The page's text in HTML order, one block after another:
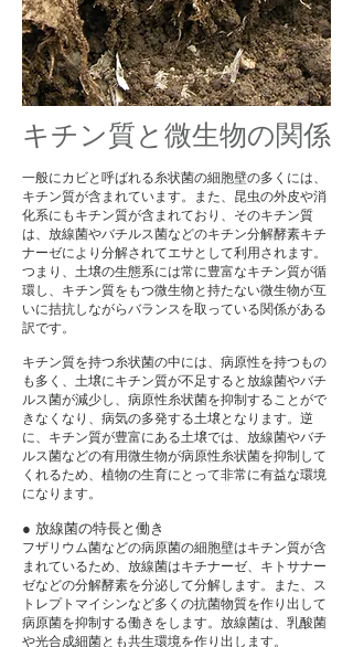
キチン質と微生物の関係
一般にカビと呼ばれる糸状菌の細胞壁の多くには、
キチン質が含まれています。また、昆虫の外皮や消
化系にもキチン質が含まれており、そのキチン質
は、放線菌やバチルス菌などのキチン分解酵素キチ
ナーゼにより分解されてエサとして利用されます。
つまり、土壌の生態系には常に豊富なキチン質が循
環し、キチン質をもつ微生物と持たない微生物が互
いに拮抗しながらバランスを取っている関係がある
訳です。
キチン質を持つ糸状菌の中には、病原性を持つもの
も多く、土壌にキチン質が不足すると放線菌やバチ
ルス菌が減少し、病原性糸状菌を抑制することがで
きなくなり、病気の多発する土壌となります。逆
に、キチン質が豊富にある土壌では、放線菌やバチ
ルス菌などの有用微生物が病原性糸状菌を抑制して
くれるため、植物の生育にとって非常に有益な環境
になります。
● 放線菌の特長と働き
フザリウム菌などの病原菌の細胞壁はキチン質が含
まれているため、放線菌はキチナーゼ、キトサナー
ゼなどの分解酵素を分泌して分解します。また、ス
トレプトマイシンなど多くの抗菌物質を作り出して
病原菌を抑制する働きをします。放線菌は、乳酸菌
や光合成細菌とも共生環境を作り出します。